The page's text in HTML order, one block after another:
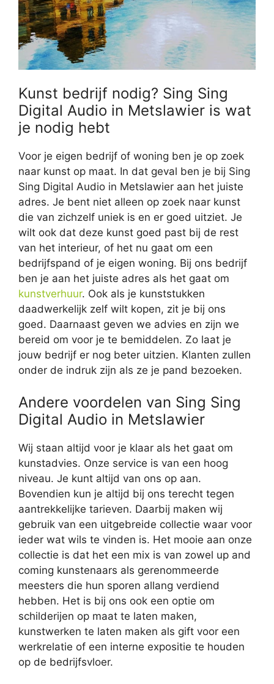
Kunst bedrijf nodig? Sing Sing
Digital Audio in Metslawier is wat
je nodig hebt
Voor je eigen bedrijf of woning ben je op zoek
naar kunst op maat. In dat geval ben je bij Sing
Sing Digital Audio in Metslawier aan het juiste
adres. Je bent niet alleen op zoek naar kunst
die van zichzelf uniek is en er goed uitziet. Je
wilt ook dat deze kunst goed past bij de rest
van het interieur, of het nu gaat om een
bedrijfspand of je eigen woning. Bij ons bedrijf
ben je aan het juiste adres als het gaat om
kunstverhuur. Ook als je kunststukken
daadwerkelijk zelf wilt kopen, zit je bij ons
goed. Daarnaast geven we advies en zijn we
bereid om voor je te bemiddelen. Zo laat je
jouw bedrijf er nog beter uitzien. Klanten zullen
onder de indruk zijn als ze je pand bezoeken.
Andere voordelen van Sing Sing
Digital Audio in Metslawier
Wij staan altijd voor je klaar als het gaat om
kunstadvies. Onze service is van een hoog
niveau. Je kunt altijd van ons op aan.
Bovendien kun je altijd bij ons terecht tegen
aantrekkelijke tarieven. Daarbij maken wij
gebruik van een uitgebreide collectie waar voor
ieder wat wils te vinden is. Het mooie aan onze
collectie is dat het een mix is van zowel up and
coming kunstenaars als gerenommeerde
meesters die hun sporen allang verdiend
hebben. Het is bij ons ook een optie om
schilderijen op maat te laten maken,
kunstwerken te laten maken als gift voor een
werkrelatie of een interne expositie te houden
op de bedrijfsvloer.